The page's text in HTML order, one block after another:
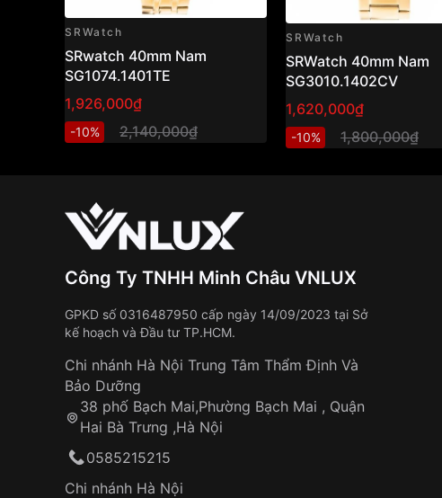
SRWatch
SRwatch 40mm Nam
SG1074.1401TE
1,926,000₫
-10% 2,140,000₫
SRWatch
SRWatch 40mm Nam
SG3010.1402CV
1,620,000₫
-10% 1,800,000₫
Công Ty TNHH Minh Châu VNLUX
GPKD số 0316487950 cấp ngày 14/09/2023 tại Sở
kế hoạch và Đầu tư TP.HCM.
Chi nhánh Hà Nội Trung Tâm Thẩm Định Và
Bảo Dưỡng
38 phố Bạch Mai,Phường Bạch Mai , Quận
Hai Bà Trưng ,Hà Nội
0585215215
Chi nhánh Hà Nội